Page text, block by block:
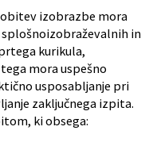
izobrazbe mora
in
kurikula,
mora uspešno
usposabljanje pri
zaključnega izpita.
ki obsega: